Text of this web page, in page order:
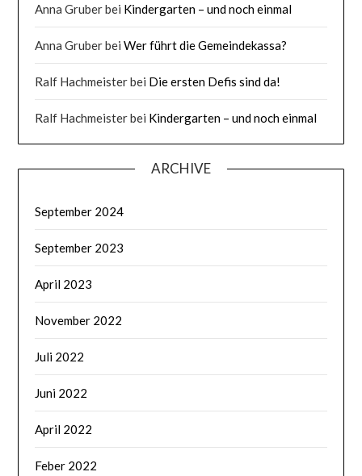
Anna Gruberbei Kindergarten – und noch einmal
Anna GruberbeiWer führt die Gemeindekassa?
Ralf Hachmeisterbei Die ersten Defis sind da!
Ralf Hachmeisterbei Kindergarten – und noch einmal
ARCHIVE
September 2024
September 2023
April 2023
November 2022
Juli 2022
Juni 2022
April 2022
Feber 2022